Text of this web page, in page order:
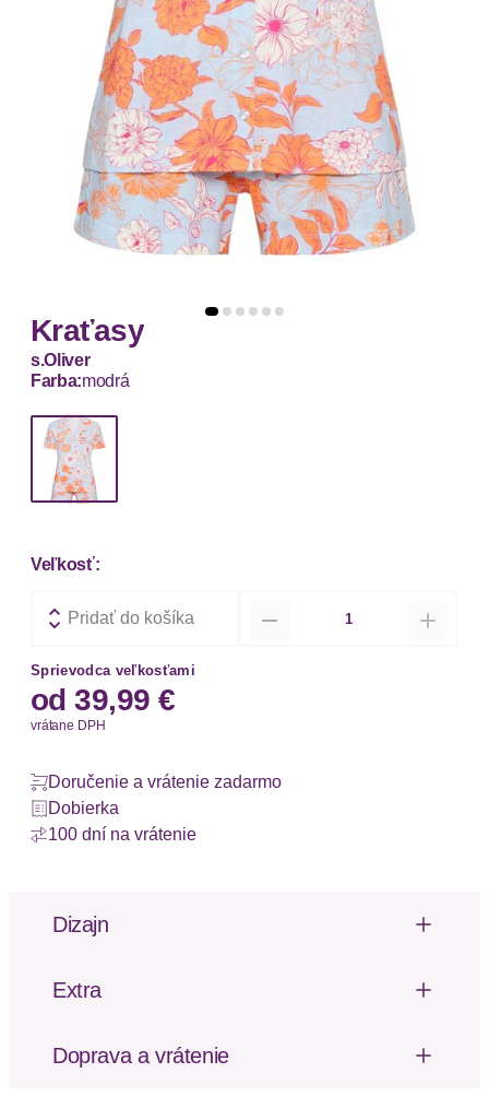
Kraťasy
s.Oliver
Farba:modrá
Veľkosť:
Pridať do košíka
Sprievodca veľkosťami
od 39,99 €
vrátane DPH
Doručenie a vrátenie zadarmo
Dobierka
100 dní na vrátenie
Dizajn
Materiál: Bavlna
Extra
Mäkký omak
Doprava a vrátenie